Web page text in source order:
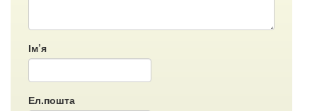
Ім’я
Ел.пошта